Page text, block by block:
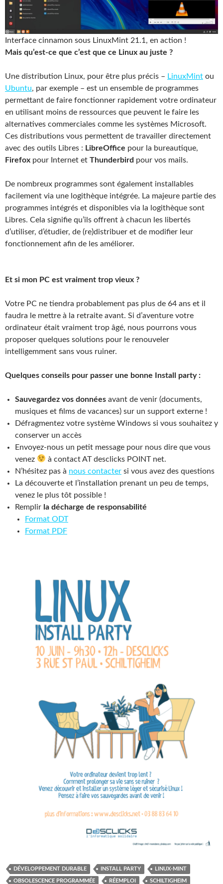
Interface cinnamon sous LinuxMint 21.1, en action !
Mais qu’est-ce que c’est que ce Linux au juste ?
Une distribution Linux, pour être plus précis – LinuxMint ou
Ubuntu, par exemple – est un ensemble de programmes
permettant de faire fonctionner rapidement votre ordinateur
en utilisant moins de ressources que peuvent le faire les
alternatives commerciales comme les systèmes Microsoft.
Ces distributions vous permettent de travailler directement
avec des outils Libres : LibreOffice pour la bureautique,
Firefox pour Internet et Thunderbird pour vos mails.
De nombreux programmes sont également installables
facilement via une logithèque intégrée. La majeure partie des
programmes intégrés et disponibles via la logithèque sont
Libres. Cela signifie qu’ils offrent à chacun les libertés
d’utiliser, d’étudier, de (re)distribuer et de modifier leur
fonctionnement afin de les améliorer.
Et si mon PC est vraiment trop vieux ?
Votre PC ne tiendra probablement pas plus de 64 ans et il
faudra le mettre à la retraite avant. Si d’aventure votre
ordinateur était vraiment trop âgé, nous pourrons vous
proposer quelques solutions pour le renouveler
intelligemment sans vous ruiner.
Quelques conseils pour passer une bonne Install party :
Sauvegardez vos données avant de venir (documents,
musiques et films de vacances) sur un support externe !
Défragmentez votre système Windows si vous souhaitez y
conserver un accès
Envoyez-nous un petit message pour nous dire que vous
venez
à contact AT desclicks POINT net.
N’hésitez pas à nous contacter si vous avez des questions
La découverte et l’installation prenant un peu de temps,
venez le plus tôt possible !
Remplir la décharge de responsabilité
Format ODT
Format PDF
DÉVELOPPEMENT DURABLE INSTALL PARTY LINUX-MINT
OBSOLESCENCE PROGRAMMÉE RÉEMPLOI SCHILTIGHEIM